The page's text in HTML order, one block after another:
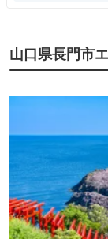
山口県長門市